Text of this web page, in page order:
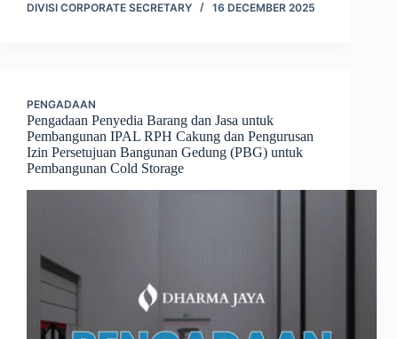
DIVISI CORPORATE SECRETARY 16 DECEMBER 2025
PENGADAAN
Pengadaan Penyedia Barang dan Jasa untuk
Pembangunan IPAL RPH Cakung dan Pengurusan
Izin Persetujuan Bangunan Gedung (PBG) untuk
Pembangunan Cold Storage